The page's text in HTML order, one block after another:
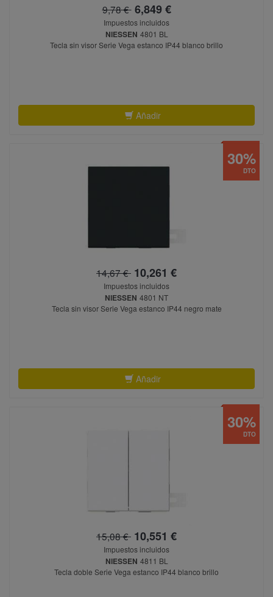
9,78 €6,849 €
Impuestos incluidos
NIESSEN 4801 BL
Tecla sin visor Serie Vega estanco IP44 blanco brillo
Añadir
14,67 € 10,261 €
Impuestos incluidos
NIESSEN 4801 NT
Tecla sin visor Serie Vega estanco IP44 negro mate
Añadir
DTO
30%
15,08 € 10,551 €
Impuestos incluidos
NIESSEN 4811 BL
Tecla doble Serie Vega estanco IP44 blanco brillo
DTO
30%